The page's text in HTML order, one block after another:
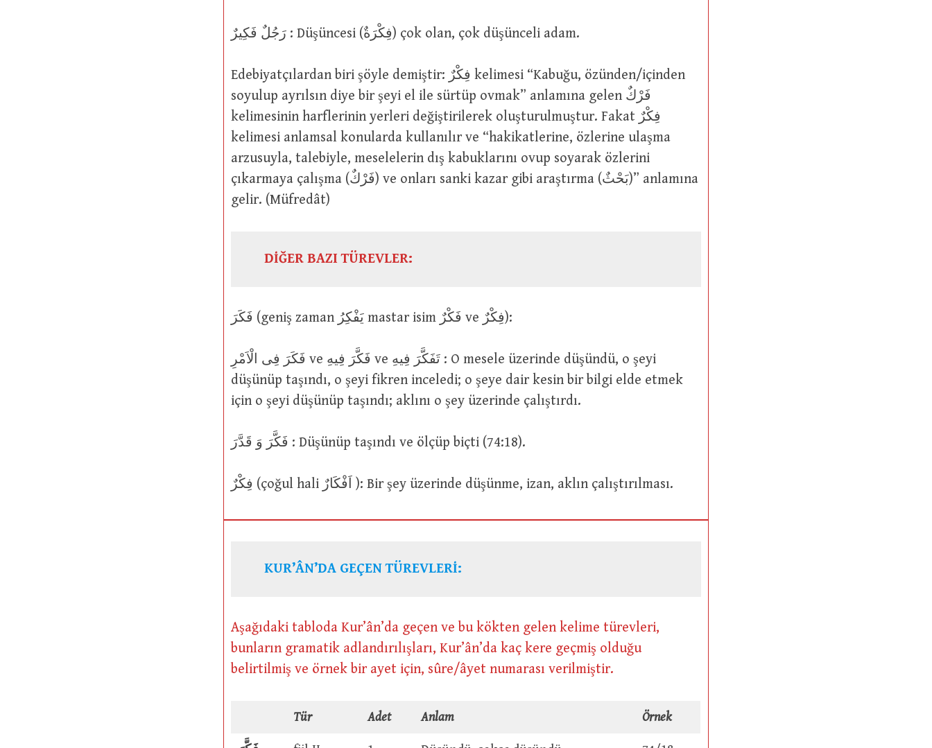
رَجُلٌ فَكِيرٌ : Düşüncesi (فِكْرَةٌ) çok olan, çok düşünceli adam.
Edebiyatçılardan biri şöyle demiştir: فِكْرٌ kelimesi “Kabuğu, özünden/içinden
soyulup ayrılsın diye bir şeyi el ile sürtüp ovmak” anlamına gelen فَرْكٌ
kelimesinin harflerinin yerleri değiştirilerek oluşturulmuştur. Fakat فِكْرٌ
kelimesi anlamsal konularda kullanılır ve “hakikatlerine, özlerine ulaşma
arzusuyla, talebiyle, meselelerin dış kabuklarını ovup soyarak özlerini
çıkarmaya çalışma (فَرْكٌ) ve onları sanki kazar gibi araştırma (بَحْثٌ)” anlamına
gelir. (Müfredât)
DİĞER BAZI TÜREVLER:
فَكَرَ (geniş zaman يَفْكِرُ mastar isim فَكْرٌ ve فِكْرٌ):
فَكَرَ فِى الْاَمْرِ ve فَكَّرَ فِيهِ ve تَفَكَّرَ فِيهِ : O mesele üzerinde düşündü, o şeyi
düşünüp taşındı, o şeyi fikren inceledi; o şeye dair kesin bir bilgi elde etmek
için o şeyi düşünüp taşındı; aklını o şey üzerinde çalıştırdı.
فَكَّرَ وَ قَدَّرَ : Düşünüp taşındı ve ölçüp biçti (74:18).
فِكْرٌ (çoğul hali اَفْكَارٌ ): Bir şey üzerinde düşünme, izan, aklın çalıştırılması.
KUR’ÂN’DA GEÇEN TÜREVLERİ:
Aşağıdaki tabloda Kur’ân’da geçen ve bu kökten gelen kelime türevleri,
bunların gramatik adlandırılışları, Kur’ân’da kaç kere geçmiş olduğu
belirtilmiş ve örnek bir ayet için, sûre/âyet numarası verilmiştir.
Tür Adet Anlam Örnek